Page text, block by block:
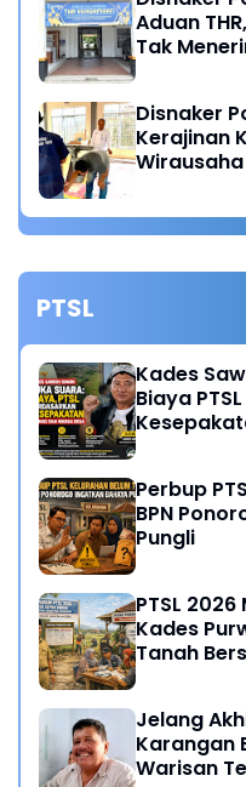
Aduan
Tak
Disnaker
Kerajinan
PTSL
Kades
Biaya
Perbup
BPN
Pungli
PTSL
Kades
Tanah
Jelang
Karangan
Warisan